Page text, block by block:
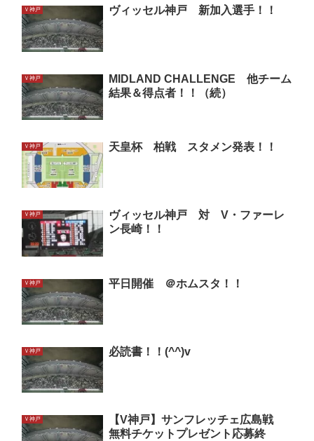
Ｖ神戸 ヴィッセル神戸 新加入選手！！
Ｖ神戸
MIDLAND CHALLENGE 他チーム
結果＆得点者！！（続）
Ｖ神戸 天皇杯 柏戦 スタメン発表！！
Ｖ神戸
ヴィッセル神戸 対 V・ファーレ
ン長崎！！
Ｖ神戸 平日開催 ＠ホムスタ！！
Ｖ神戸 必読書！！(^^)v
Ｖ神戸
【V神戸】サンフレッチェ広島戦
無料チケットプレゼント応募終